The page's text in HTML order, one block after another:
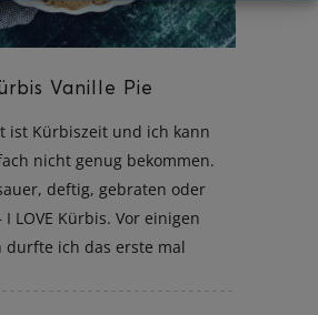
Vanille Pie
ist Kürbiszeit und ich kann
nicht genug bekommen.
deftig, gebraten oder
LOVE Kürbis. Vor einigen
durfte ich das erste mal